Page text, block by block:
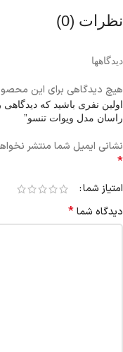
نظرات (0)
دیدگاهها
هیچ دیدگاهی برای این
اولین نفری باشید که
راسان مدل ویوات تنسو”
نشانی ایمیل شما منتشر
*
امتیاز شما
دیدگاه شما*